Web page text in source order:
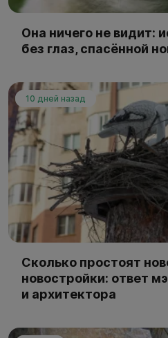
Она ничего не видит:
без глаз, спасённой
10 дней назад
Сколько простоят
новостройки: ответ
и архитектора